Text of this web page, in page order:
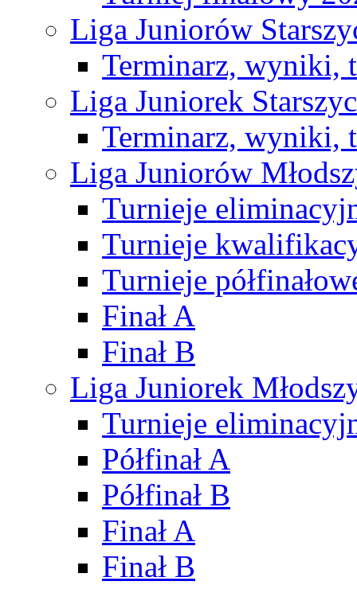
Liga Juniorów
Terminarz, wyniki,
Liga Juniorek
Terminarz, wyniki,
Liga Juniorów
Turnieje
Turnieje
Turnieje
Finał A
Finał B
Liga Juniorek
Turnieje
Półfinał A
Półfinał B
Finał A
Finał B